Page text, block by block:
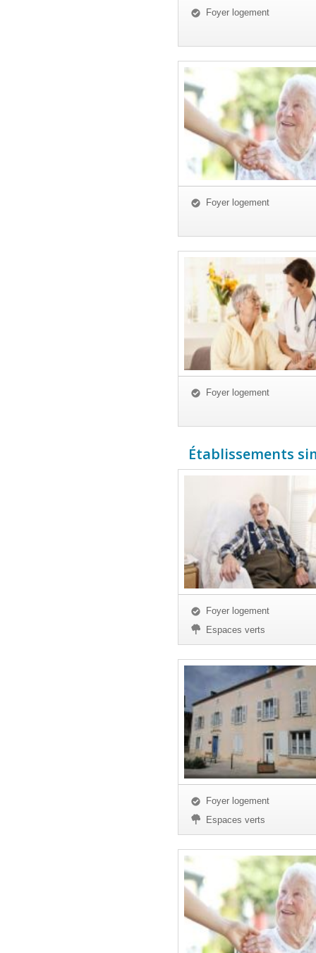
Foyer logement
Foyer logement
Foyer logement
Établissements
Foyer logement
Espaces verts
Foyer logement
Espaces verts